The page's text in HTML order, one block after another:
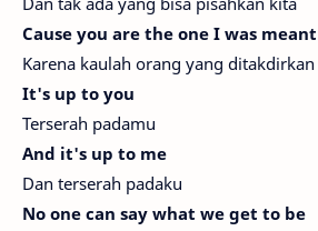
Cause you are the one I was
Karena kaulah orang yang
It's up to you
Terserah padamu
And it's up to me
Dan terserah padaku
No one can say what we get to be